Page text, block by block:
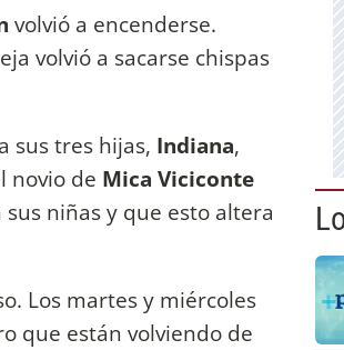
volvió a encenderse.
volvió a sacarse chispas
sus tres hijas, Indiana,
novio de Mica Viciconte
niñas y que esto altera
Los martes y miércoles
que están volviendo de